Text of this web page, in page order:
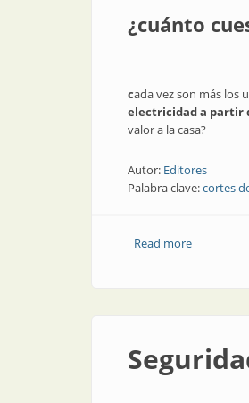
¿cuánto
cada vez son más los
electricidad a partir
valor a la casa?
Autor: Editores
Palabra clave:cortes
Read moreabout